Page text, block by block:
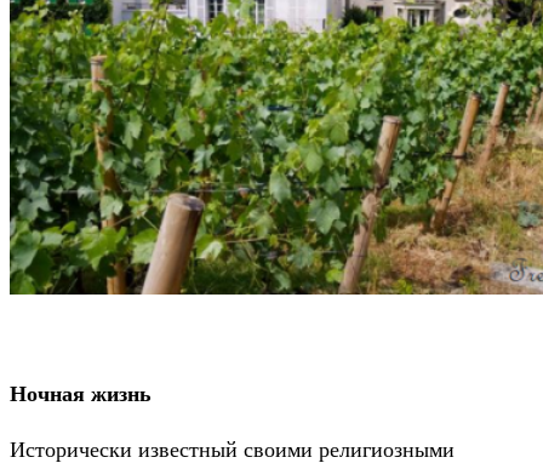
Ночная жизнь
Исторически известный своими религиозными